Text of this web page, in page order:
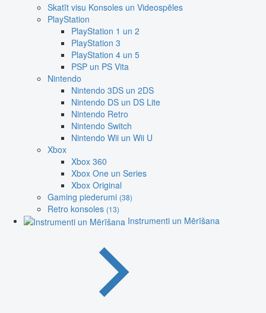
Skatīt visu Konsoles un Videospēles
PlayStation
PlayStation 1 un 2
PlayStation 3
PlayStation 4 un 5
PSP un PS Vita
Nintendo
Nintendo 3DS un 2DS
Nintendo DS un DS Lite
Nintendo Retro
Nintendo Switch
Nintendo Wii un Wii U
Xbox
Xbox 360
Xbox One un Series
Xbox Original
Gaming piederumi (38)
Retro konsoles (13)
Instrumenti un Mērīšana